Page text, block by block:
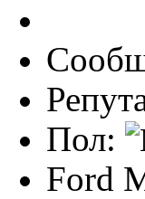
Пол:
Ford